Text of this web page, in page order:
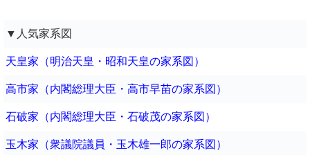
▼人気家系図
天皇家（明治天皇・昭和天皇の家系図）
高市家（内閣総理大臣・高市早苗の家系図）
石破家（内閣総理大臣・石破茂の家系図）
玉木家（衆議院議員・玉木雄一郎の家系図）